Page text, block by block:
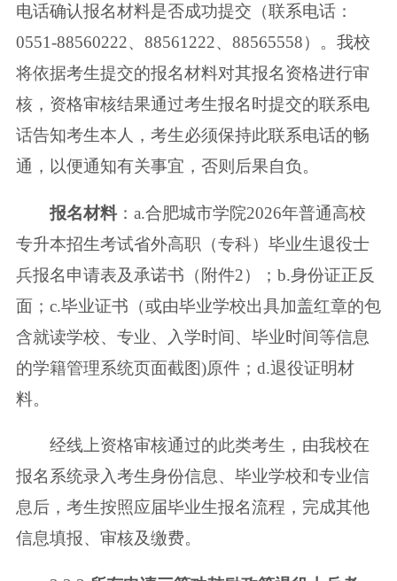
电话确认报名材料是否成功提交（联系电话：
0551-88560222、 88561222、88565558）。我校
将依据考生提交的报名材料对其报名资格进行审
核，资格审核结果通过考生报名时提交的联系电
话告知考生本人，考生必须保持此联系电话的畅
通，以便通知有关事宜，否则后果自负。
报名材料 ：a.合肥城市学院2026年普通高校
专升本招生考试省外高职（专科） 毕业生退役士
兵报名申请表及承诺书（附件2）；b.身份证正反
面；c.毕业证书 （或由毕业学校出具加盖红章的包
含就读学校、专业、入学时间、毕业时间等信息
的学籍管理系统页面截图)原件；d.退役证明材
料。
经线上资格审核通过的此类考生，由我校在
报名系统录入考生身份信息、 毕业学校和专业信
息后，考生按照应届毕业生报名流程，完成其他
信息填报、 审核及缴费。